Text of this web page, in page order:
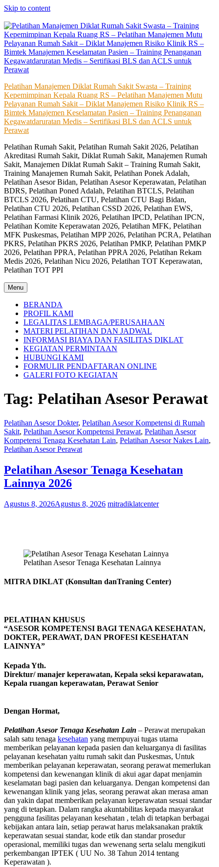
Skip to content
Pelatihan Manajemen Diklat Rumah Sakit Swasta – Training
Kepemimpinan Kepala Ruang RS – Pelatihan Manajemen Mutu
Pelayanan Rumah Sakit – Diklat Manajemen Risiko Klinik RS –
Bimtek Manajemen Keselamatan Pasien – Training Penanganan
Kegawatdaruratan Medis – Sertifikasi BLS dan ACLS untuk
Perawat
Pelatihan Rumah Sakit, Pelatihan Rumah Sakit 2026, Pelatihan
Akreditasi Rumah Sakit, Diklat Rumah Sakit, Manajemen Rumah
Sakit, Manajemen Diklat Rumah Sakit – Training Rumah Sakit,
Training Manajemen Rumah Sakit, Pelatihan Ponek Adalah,
Pelatihan Asesor Bidan, Pelatihan Asesor Keperawatan, Pelatihan
BDRS, Pelatihan Poned Adalah, Pelatihan BTCLS, Pelatihan
BTCLS 2026, Pelatihan CTU, Pelatihan CTU Bagi Bidan,
Pelatihan CTU 2026, Pelatihan CSSD 2026, Pelatihan EWS,
Pelatihan Farmasi Klinik 2026, Pelatihan IPCD, Pelatihan IPCN,
Pelatihan Komite Keperawatan 2026, Pelatihan MFK, Pelatihan
MFK Puskesmas, Pelatihan MPP 2026, Pelatihan PCRA, Pelatihan
PKRS, Pelatihan PKRS 2026, Pelatihan PMKP, Pelatihan PMKP
2026, Pelatihan PPRA, Pelatihan PPRA 2026, Pelatihan Rekam
Medis 2026, Pelatihan Nicu 2026, Pelatihan TOT Keperawatan,
Pelatihan TOT PPI
Menu
BERANDA
PROFIL KAMI
LEGALITAS LEMBAGA/PERUSAHAAN
MATERI PELATIHAN DAN JADWAL
INFORMASI BIAYA DAN FASILITAS DIKLAT
KEGIATAN PERMINTAAN
HUBUNGI KAMI
FORMULIR PENDAFTARAN ONLINE
GALERI FOTO KEGIATAN
Tag: Pelatihan Asesor Perawat
Pelatihan Asesor Dokter, Pelatihan Asesor Kompetensi di Rumah
Sakit, Pelatihan Asesor Kompetensi Perawat, Pelatihan Asesor
Kompetensi Tenaga Kesehatan Lain, Pelatihan Asesor Nakes Lain,
Pelatihan Asesor Perawat
Pelatihan Asesor Tenaga Kesehatan
Lainnya 2026
Agustus 8, 2026Agustus 8, 2026 mitradiklatcenter
Pelatihan Asesor Tenaga Kesehatan Lainnya
MITRA DIKLAT (Konsultan danTraning Center)
PELATIHAN KHUSUS
“ASESOR KOMPETENSI BAGI TENAGA KESEHATAN,
DOKTER, PERAWAT, DAN PROFESI KESEHATAN
LAINNYA”
Kepada Yth.
Direktur/ manajer keperawatan, Kepala seksi keparawatan,
Kepala ruangan keperawatan, Perawat Senior
Dengan Hormat,
Pelatihan Asesor Tenaga Kesehatan Lain – Perawat merupakan
salah satu tenaga kesehatan yang mempuyai tugas utama
memberikan pelayanan kepada pasien dan keluarganya di fasilitas
pelayanan kesehatan yaitu rumah sakit dan Puskesmas, Untuk
memberikan pelayanan keperawatan, seorang perawat memerlukan
kompetensi dan kewenangan klinik di akui agar dapat menjamin
keselamatan bagi pasien dan keluarganya. Dengan kompetensi dan
kewenangan klinik yang jelas, seorang perawat akan merasa aman
dan yakin dapat memberikan pelayanan keperawatan sesuai standar
yang di tetapkan. Dalam rangka akuntabilitas kepada masyarakat
pengguna fasilitas pelayanan kesehatan , telah di tetapkan berbagai
kebijakan antara lain, setiap perawat harus melaksanakan praktik
keperawatan sesuai standar, kode etik dan standar prosedur
operasional, memiliki tugas dan wewenang serta selalu mengikuti
perkembangan IPTEK ( UU No. 38 Tahun 2014 tentang
Keperawatan ).